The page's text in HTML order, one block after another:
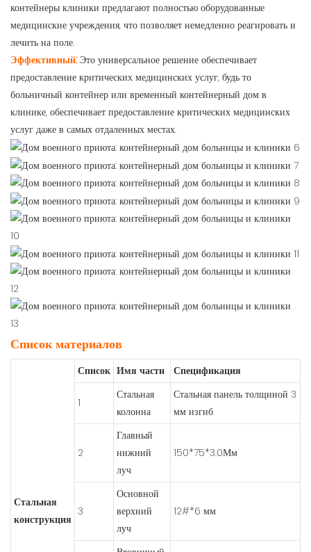
контейнеры клиники предлагают полностью оборудованные
медицинские учреждения, что позволяет немедленно реагировать и
лечить на поле.
Эффективный: Это универсальное решение обеспечивает
предоставление критических медицинских услуг, будь то
больничный контейнер или временный контейнерный дом в
клинике, обеспечивает предоставление критических медицинских
услуг даже в самых отдаленных местах.
Список материалов
Стальная
конструкция
Список Имя части Спецификация
1
Стальная
колонна
Стальная панель толщиной 3
мм изгиб
2
Главный
нижний
луч
150*75*3.0Мм
3
Основной
верхний
луч
12#*6 мм